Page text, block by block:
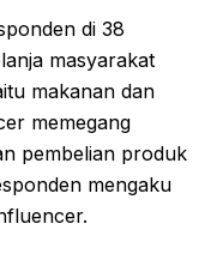
di 38
masyarakat
makanan dan
memegang
pembelian produk
mengaku